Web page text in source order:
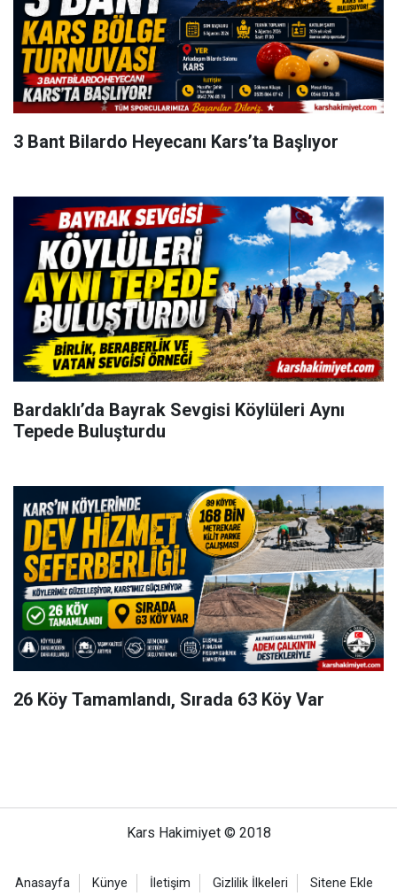
3 Bant Bilardo Heyecanı Kars’ta Başlıyor
Bardaklı’da Bayrak Sevgisi Köylüleri Aynı
Tepede Buluşturdu
26 Köy Tamamlandı, Sırada 63 Köy Var
Kars Hakimiyet © 2018
Anasayfa Künye İletişim Gizlilik İlkeleri Sitene Ekle